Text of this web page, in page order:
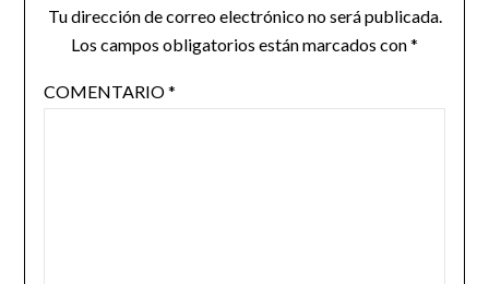
Tu dirección de correo electrónico no será publicada.
Los campos obligatorios están marcados con*
COMENTARIO*